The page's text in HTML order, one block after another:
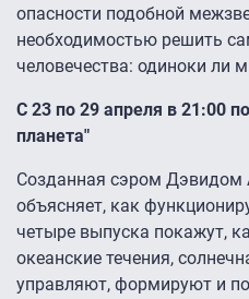
опасности подобной
необходимостью решить
человечества: одиноки ли
С 23 по 29 апреля в 21:00
планета"
Созданная сэром Дэвидом
объясняет, как
четыре выпуска покажут,
океанские течения,
управляют, формируют и